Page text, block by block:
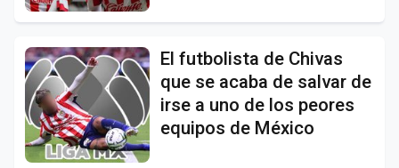
El futbolista de Chivas
que se acaba de salvar de
irse a uno de los peores
equipos de México